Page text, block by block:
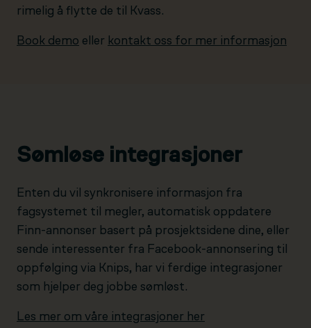
rimelig å flytte de til Kvass.
Book demo eller kontakt oss for mer informasjon
Sømløse integrasjoner
Enten du vil synkronisere informasjon fra
fagsystemet til megler, automatisk oppdatere
Finn-annonser basert på prosjektsidene dine, eller
sende interessenter fra Facebook-annonsering til
oppfølging via Knips, har vi ferdige integrasjoner
som hjelper deg jobbe sømløst.
Les mer om våre integrasjoner her